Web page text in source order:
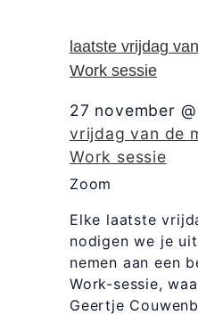
laatste vrijdag
Work sessie
27 november
vrijdag van de
Work sessie
Zoom
Elke laatste
nodigen we je
nemen aan een
Work-sessie,
Geertje